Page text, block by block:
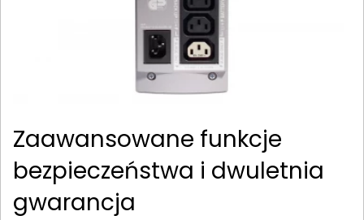
Zaawansowane funkcje
bezpieczeństwa i dwuletnia
gwarancja